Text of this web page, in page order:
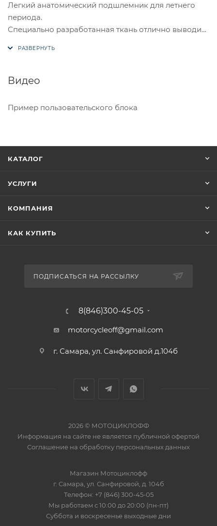
Легкий анатомический подшлемник для летнего
периода.
Специально разработанная ткань отлично выводит
Состав- 100% PES
Видео
Пример пользовательского блока
КАТАЛОГ
УСЛУГИ
КОМПАНИЯ
КАК КУПИТЬ
ПОДПИСАТЬСЯ НА РАССЫЛКУ
8(846)300-45-05
motorcycleoff@gmail.com
г. Самара, ул. Санфировой д.104б
2026 © МОТОЦИКЛОФФ
Информация на сайте не является публичной офертой
Соглашение на обработку персональных данных
Магазин Мотоциклофф
г. Самара ул. Санфировой, д. 104б
Телефон: +7 (846) 300-45-05
Мы работаем с 10:00 до 20:00 (пн-пт)
Суббота и воскресенье выходные дни